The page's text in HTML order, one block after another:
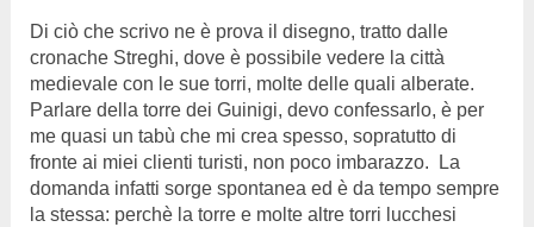
Di ciò che scrivo ne è prova il disegno, tratto dalle
cronache Streghi, dove è possibile vedere la città
medievale con le sue torri, molte delle quali alberate.
Parlare della torre dei Guinigi, devo confessarlo, è per
me quasi un tabù che mi crea spesso, sopratutto di
fronte ai miei clienti turisti, non poco imbarazzo. La
domanda infatti sorge spontanea ed è da tempo sempre
la stessa: perchè la torre e molte altre torri lucchesi